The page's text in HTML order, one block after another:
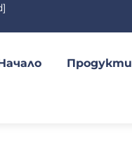
Продукти